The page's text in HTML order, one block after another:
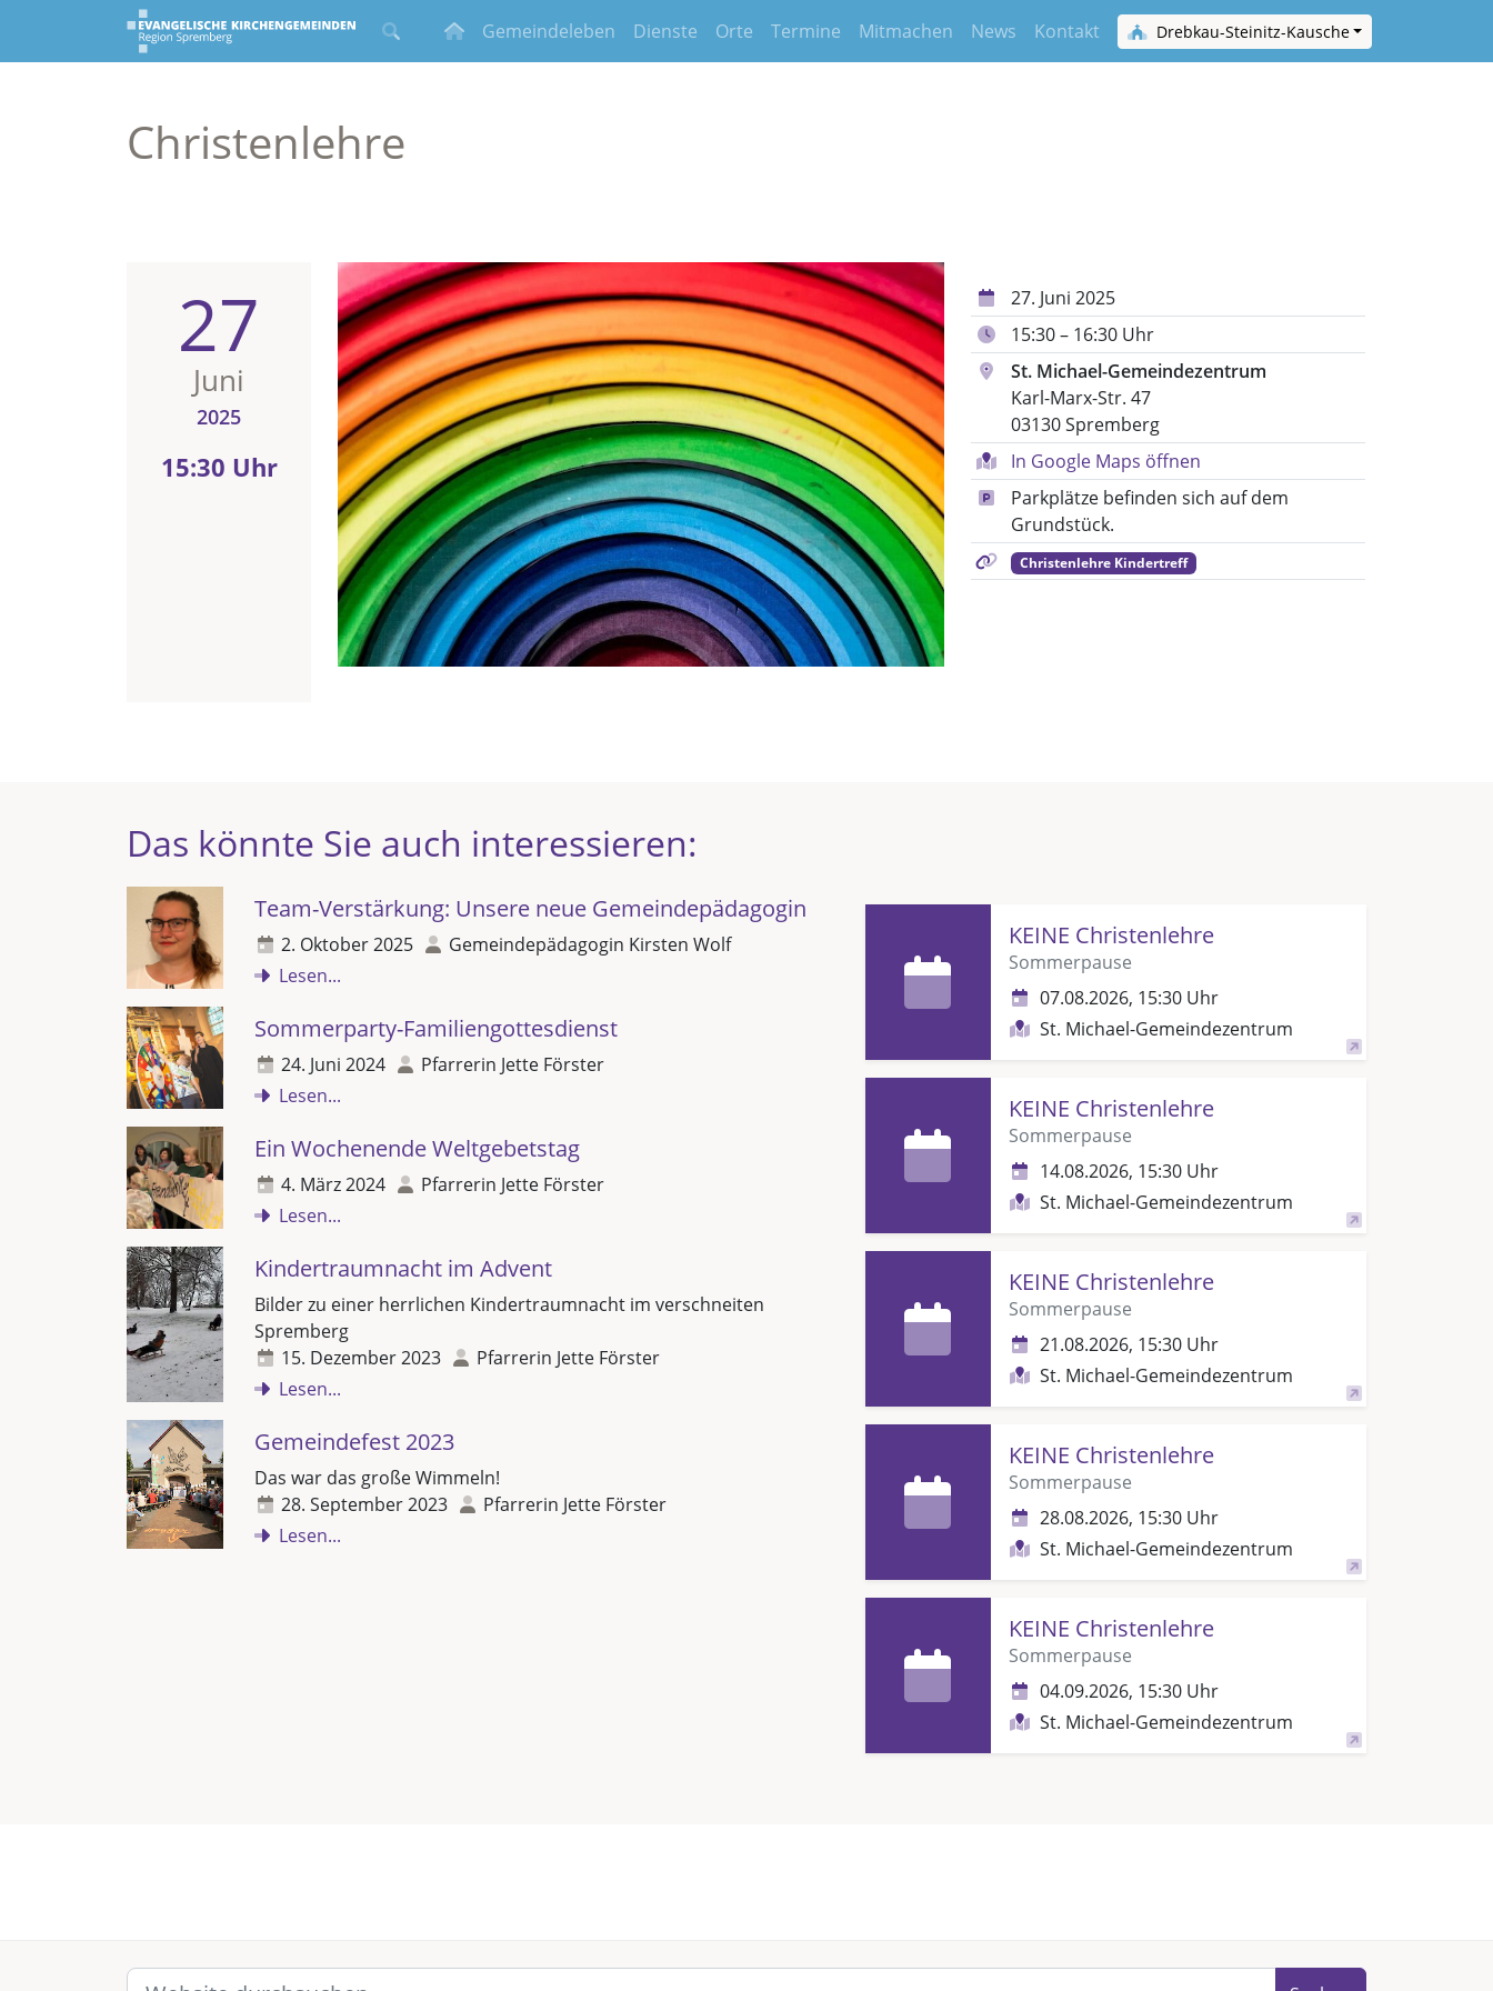
Gemeindeleben Dienste Orte Termine Mitmachen News Kontakt Drebkau-Steinitz-Kausche
Christenlehre
27
Juni
2025
15:30 Uhr
27. Juni 2025
15:30 – 16:30 Uhr
St. Michael-Gemeindezentrum
Karl-Marx-Str. 47
03130 Spremberg
In Google Maps öffnen
Parkplätze befinden sich auf dem
Grundstück.
Christenlehre Kindertreff
Das könnte Sie auch interessieren:
KEINE Christenlehre
Sommerpause
07.08.2026, 15:30 Uhr
St. Michael-Gemeindezentrum
KEINE Christenlehre
Sommerpause
14.08.2026, 15:30 Uhr
St. Michael-Gemeindezentrum
KEINE Christenlehre
Sommerpause
21.08.2026, 15:30 Uhr
St. Michael-Gemeindezentrum
KEINE Christenlehre
Sommerpause
28.08.2026, 15:30 Uhr
St. Michael-Gemeindezentrum
KEINE Christenlehre
Sommerpause
04.09.2026, 15:30 Uhr
St. Michael-Gemeindezentrum
Team-Verstärkung: Unsere neue Gemeindepädagogin
2. Oktober 2025
Gemeindepädagogin Kirsten Wolf
Lesen...
Sommerparty-Familiengottesdienst
24. Juni 2024
Pfarrerin Jette Förster
Lesen...
Ein Wochenende Weltgebetstag
4. März 2024
Pfarrerin Jette Förster
Lesen...
Kindertraumnacht im Advent
Bilder zu einer herrlichen Kindertraumnacht im verschneiten
Spremberg
15. Dezember 2023
Pfarrerin Jette Förster
Lesen...
Gemeindefest 2023
Das war das große Wimmeln!
28. September 2023
Pfarrerin Jette Förster
Lesen...